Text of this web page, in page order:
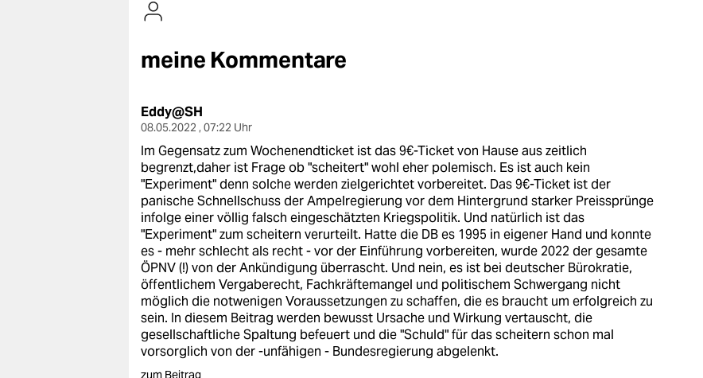
kultur
nord
wahrheit
verlag
verlag
veranstaltungen
shop
fragen & hilfe
unterstützen
meine Kommentare
Eddy@SH
08.05.2022 , 07:22 Uhr
Im Gegensatz zum Wochenendticket ist das 9€-Ticket von Hause aus zeitlich
begrenzt,daher ist Frage ob "scheitert" wohl eher polemisch. Es ist auch kein
"Experiment" denn solche werden zielgerichtet vorbereitet. Das 9€-Ticket ist der
panische Schnellschuss der Ampelregierung vor dem Hintergrund starker Preissprünge
infolge einer völlig falsch eingeschätzten Kriegspolitik. Und natürlich ist das
"Experiment" zum scheitern verurteilt. Hatte die DB es 1995 in eigener Hand und konnte
es - mehr schlecht als recht - vor der Einführung vorbereiten, wurde 2022 der gesamte
ÖPNV (!) von der Ankündigung überrascht. Und nein, es ist bei deutscher Bürokratie,
öffentlichem Vergaberecht, Fachkräftemangel und politischem Schwergang nicht
möglich die notwenigen Voraussetzungen zu schaffen, die es braucht um erfolgreich zu
sein. In diesem Beitrag werden bewusst Ursache und Wirkung vertauscht, die
gesellschaftliche Spaltung befeuert und die "Schuld" für das scheitern schon mal
vorsorglich von der -unfähigen - Bundesregierung abgelenkt.
zum Beitrag